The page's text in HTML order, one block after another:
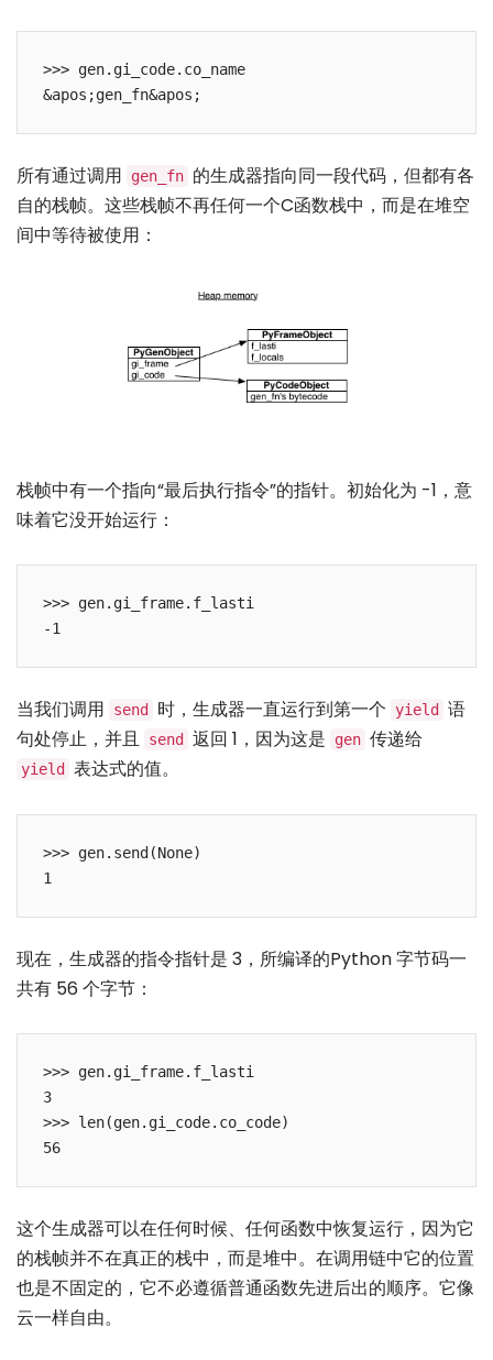
>>> gen.gi_code.co_name
所有通过调用 gen_fn 的生成器指向同一段代码，但都有各
自的栈帧。这些栈帧不再任何一个C函数栈中，而是在堆空
间中等待被使用：
栈帧中有一个指向“最后执行指令”的指针。初始化为 -1，意
味着它没开始运行：
>>> gen.gi_frame.f_lasti
当我们调用 send 时，生成器一直运行到第一个 yield
语
句处停止，并且 send 返回 1，因为这是 gen 传递给
yield 表达式的值。
>>> gen.send(None)
现在，生成器的指令指针是 3，所编译的Python 字节码一
共有 56 个字节：
>>> gen.gi_frame.f_lasti
3
>>> len(gen.gi_code.co_code)
这个生成器可以在任何时候、任何函数中恢复运行，因为它
的栈帧并不在真正的栈中，而是堆中。在调用链中它的位置
也是不固定的，它不必遵循普通函数先进后出的顺序。它像
云一样自由。